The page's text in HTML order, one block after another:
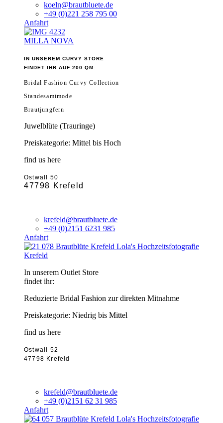
koeln@brautbluete.de
+49 (0)221 258 795 00
Anfahrt
MILLA NOVA
IN UNSEREM CURVY STORE
FINDET IHR AUF 200 QM:
Bridal Fashion Curvy Collection
Standesamtmode
Brautjungfern
Juwelblüte (Trauringe)
Preiskategorie: Mittel bis Hoch
find us here
Ostwall 50
47798 Krefeld
krefeld@brautbluete.de
+49 (0)2151 6231 985
Anfahrt
Krefeld
In unserem Outlet Store
findet ihr:
Reduzierte Bridal Fashion zur direkten Mitnahme
Preiskategorie: Niedrig bis Mittel
find us here
Ostwall 52
47798 Krefeld
krefeld@brautbluete.de
+49 (0)2151 62 31 985
Anfahrt